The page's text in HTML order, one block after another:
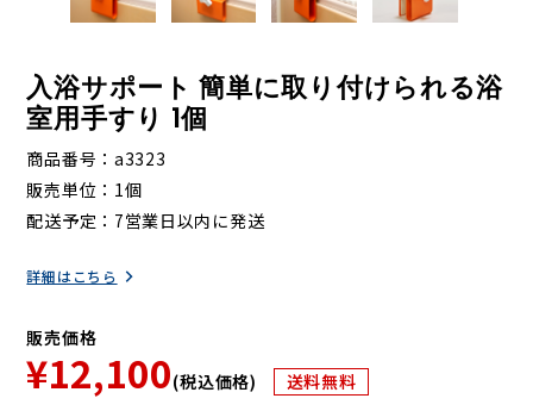
入浴サポート 簡単に取り付けられる浴
室用手すり 1個
商品番号
a3323
販売単位
1個
配送予定
7営業日以内に発送
詳細はこちら
販売価格
¥12,100(税込価格) 送料無料